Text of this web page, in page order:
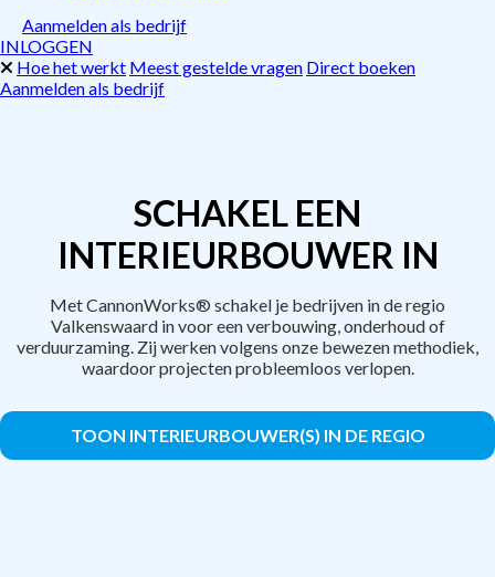
Aanmelden als bedrijf
INLOGGEN
Hoe het werkt Meest gestelde vragen Direct boeken
Aanmelden als bedrijf
SCHAKEL EEN
INTERIEURBOUWER IN
Met CannonWorks® schakel je bedrijven in de regio
Valkenswaard in voor een verbouwing, onderhoud of
verduurzaming. Zij werken volgens onze bewezen methodiek,
waardoor projecten probleemloos verlopen.
TOON INTERIEURBOUWER(S) IN DE REGIO